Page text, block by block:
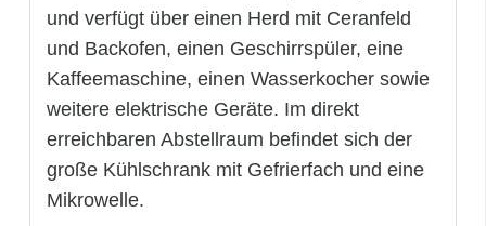
und verfügt über einen Herd mit Ceranfeld
und Backofen, einen Geschirrspüler, eine
Kaffeemaschine, einen Wasserkocher sowie
weitere elektrische Geräte. Im direkt
erreichbaren Abstellraum befindet sich der
große Kühlschrank mit Gefrierfach und eine
Mikrowelle.